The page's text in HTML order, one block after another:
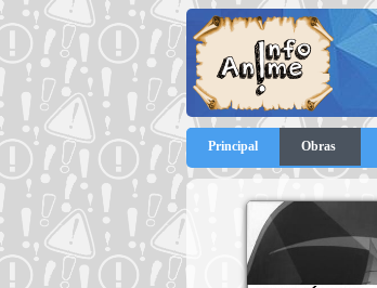
Principal Obras